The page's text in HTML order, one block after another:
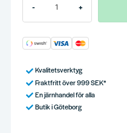
- +
Kvalitetsverktyg
Fraktfritt över 999 SEK*
En järnhandel för alla
Butik i Göteborg